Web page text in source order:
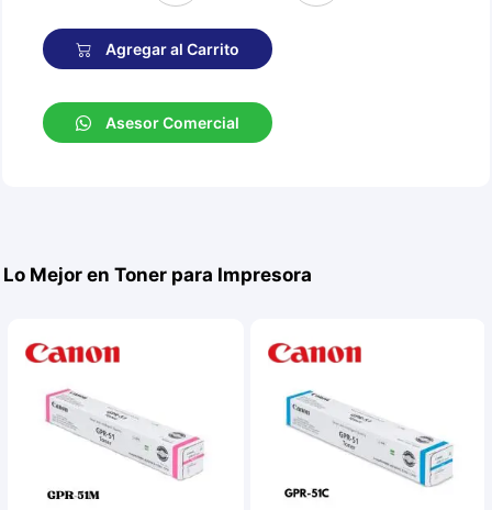
Agregar al Carrito
Asesor Comercial
Lo Mejor en Toner para Impresora